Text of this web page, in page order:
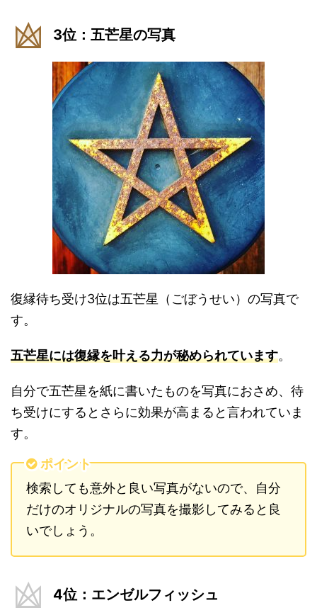
3位：五芒星の写真
復縁待ち受け3位は五芒星（ごぼうせい）の写真で
す。
五芒星には復縁を叶える力が秘められています。
自分で五芒星を紙に書いたものを写真におさめ、待
ち受けにするとさらに効果が高まると言われていま
す。
ポイント
検索しても意外と良い写真がないので、自分
だけのオリジナルの写真を撮影してみると良
いでしょう。
4位：エンゼルフィッシュ